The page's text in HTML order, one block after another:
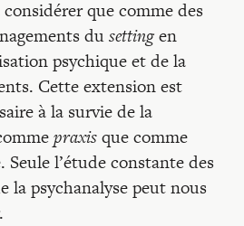
que comme des
dusettingen
psychique et de la
Cette extension est
à la survie de la
praxisque comme
l’étude constante des
la psychanalyse peut nous